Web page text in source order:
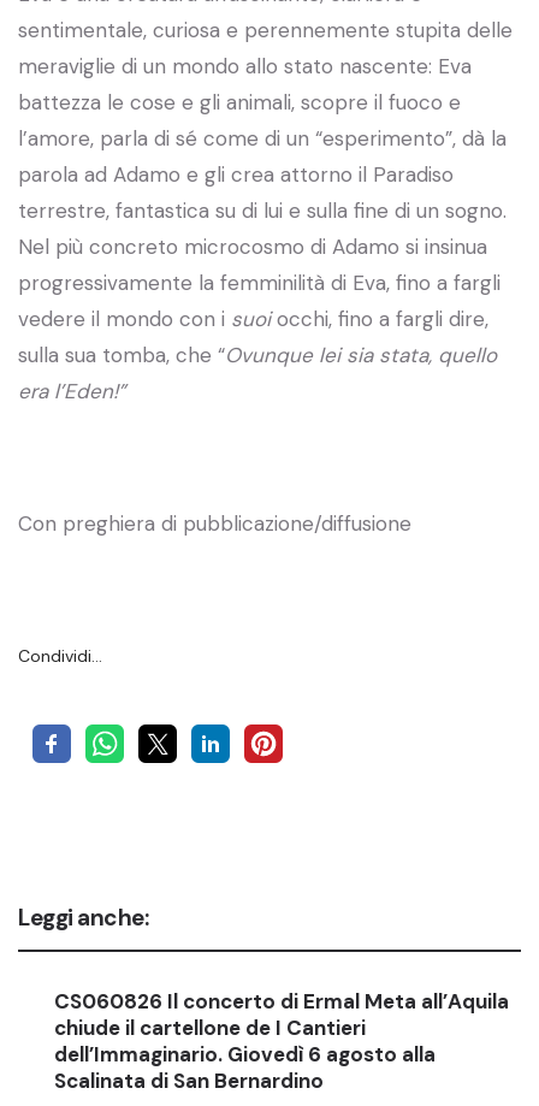
sentimentale, curiosa e perennemente stupita delle
meraviglie di un mondo allo stato nascente: Eva
battezza le cose e gli animali, scopre il fuoco e
l’amore, parla di sé come di un “esperimento”, dà la
parola ad Adamo e gli crea attorno il Paradiso
terrestre, fantastica su di lui e sulla fine di un sogno.
Nel più concreto microcosmo di Adamo si insinua
progressivamente la femminilità di Eva, fino a fargli
vedere il mondo con i suoiocchi, fino a fargli dire,
sulla sua tomba, che “Ovunque lei sia stata, quello
era l’Eden!”
Con preghiera di pubblicazione/diffusione
Condividi…
Leggi anche:
CS060826 Il concerto di Ermal Meta all’Aquila
chiude il cartellone de I Cantieri
dell’Immaginario. Giovedì 6 agosto alla
Scalinata di San Bernardino